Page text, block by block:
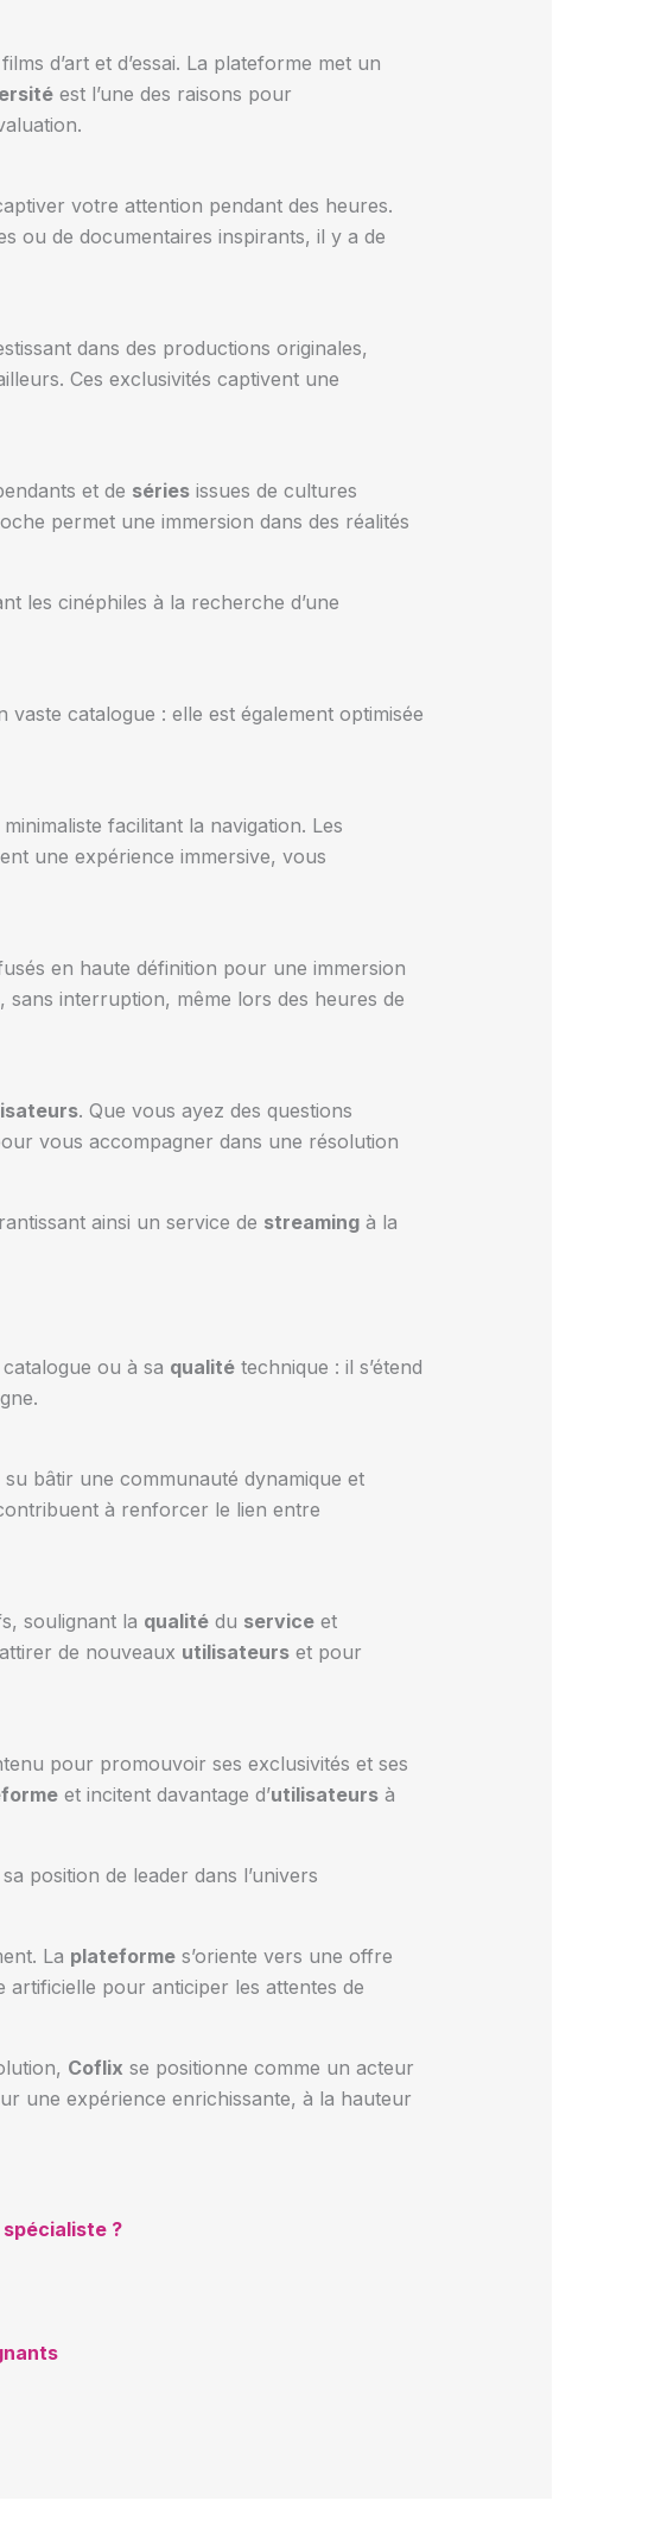
d’art et d’essai. La plateforme met un
est l’une des raisons pour
votre attention pendant des heures.
ou de documentaires inspirants, il y a de
dans des productions originales,
Ces exclusivités captivent une
et de sériesissues de cultures
permet une immersion dans des réalités
les cinéphiles à la recherche d’une
vaste catalogue : elle est également optimisée
facilitant la navigation. Les
une expérience immersive, vous
en haute définition pour une immersion
interruption, même lors des heures de
. Que vous ayez des questions
vous accompagner dans une résolution
ainsi un service de streamingà la
ou à sa qualitétechnique : il s’étend
su bâtir une communauté dynamique et
à renforcer le lien entre
soulignant la qualitédu serviceet
de nouveaux utilisateurset pour
pour promouvoir ses exclusivités et ses
et incitent davantage d’utilisateursà
position de leader dans l’univers
La plateformes’oriente vers une offre
artificielle pour anticiper les attentes de
Coflix se positionne comme un acteur
une expérience enrichissante, à la hauteur
?